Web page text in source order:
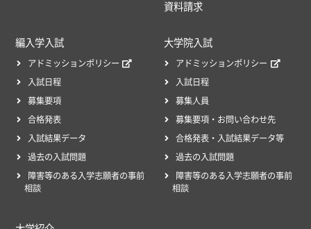
資料請求
編入学入試
アドミッションポリシー
入試日程
募集要項
合格発表
入試結果データ
過去の入試問題
障害等のある入学志願者の事前
相談
大学院入試
アドミッションポリシー
入試日程
募集人員
募集要項・お問い合わせ先
合格発表・入試結果データ等
過去の入試問題
障害等のある入学志願者の事前
相談